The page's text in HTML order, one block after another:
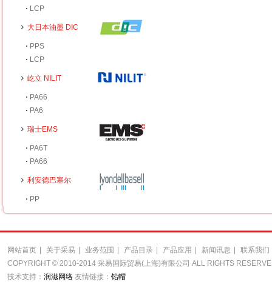
LCP
大日本油墨 DIC
PPS
LCP
屹立 NILIT
PA66
PA6
瑞士EMS
PA6T
PA66
利安德巴塞尔
PP
网站首页 关于采易 业务范围 产品目录 产品应用 新闻讯息
联系我们
COPYRIGHT © 2010-2014 采易国际贸易(上海)有限公司 ALL RIGHTS
技术支持： 润滋网络 友情链接： 铅帽